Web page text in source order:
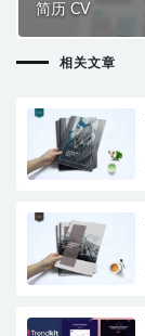
简历 CV
相关文章